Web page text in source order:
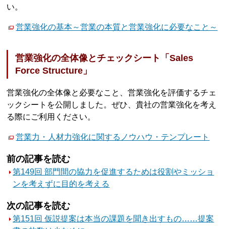
い。
営業強化の基本～営業の本質と営業強化に必要なこと～
営業強化の全体像とチェックシート「Sales
Force Structure」
営業強化の全体像と必要なこと、営業強化を評価するチェ
ックシートを公開しました。ぜひ、貴社の営業強化を考え
る際にご利用ください。
営業力・人材力強化に関するノウハウ・テンプレート
前の記事を読む
第149回 部門間の協力を促進するためは役割やミッショ
ンを考えずに目的を考える
次の記事を読む
第151回 仮説提案は本当の課題を聞き出すもの……提案